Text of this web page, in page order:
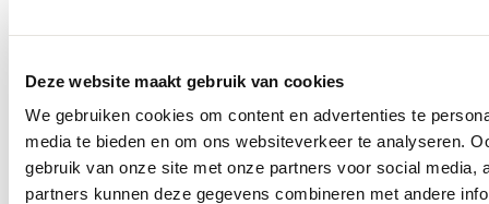
Deze website maakt gebruik van cookies
We gebruiken cookies om content en advertenties te
media te bieden en om ons websiteverkeer te analyseren.
gebruik van onze site met onze partners voor social media,
partners kunnen deze gegevens combineren met andere